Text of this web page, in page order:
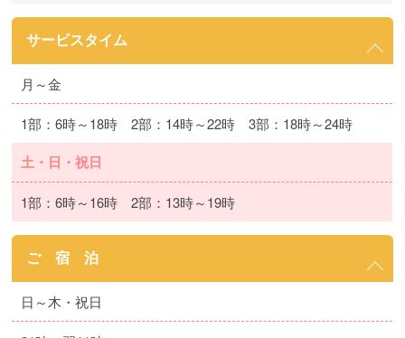
サービスタイム
月～金
1部：6時～18時 2部：14時～22時 3部：18時～24時
土・日・祝日
1部：6時～16時 2部：13時～19時
ご 宿 泊
日～木・祝日